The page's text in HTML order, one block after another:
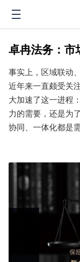
卓冉法务：市
事实上，区域联动
近年来一直颇受关
大加速了这一进程
力的需要，还是为
协同、一体化都是